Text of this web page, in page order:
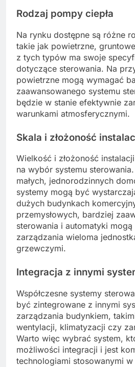
Rodzaj pompy ciepła
Na rynku dostępne są różne
takie jak powietrzne,
z tych typów ma swoje
dotyczące sterowania. Na
powietrzne mogą wymagać
zaawansowanego systemu
będzie w stanie efektywnie
warunkami atmosferycznymi.
Skala i złożoność
Wielkość i złożoność
na wybór systemu
małych, jednorodzinnych
systemy mogą być
dużych budynkach
przemysłowych, bardziej
sterowania i automatyki
zarządzania wieloma
grzewczymi.
Integracja z innymi
Współczesne systemy
być zintegrowane z innymi
zarządzania budynkiem,
wentylacji, klimatyzacji czy
Warto więc wybrać system,
możliwości integracji i jest
technologiami stosowanymi